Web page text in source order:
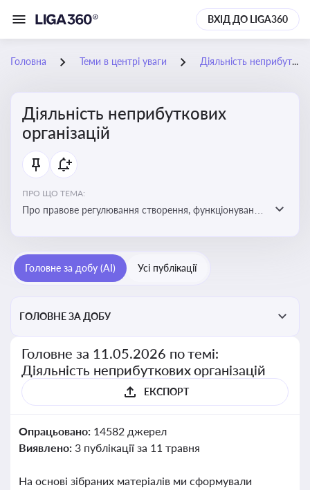
ВХІД ДО LIGA360
Головна Теми в центрі уваги Діяльність неприбуткових організацій
Діяльність неприбуткових
організацій
ПРО ЩО ТЕМА:
Про правове регулювання створення, функціонування
Головне за добу (AI) Усі публікації
ГОЛОВНЕ ЗА ДОБУ
Головне за 11.05.2026 по темі:
Діяльність неприбуткових організацій
ЕКСПОРТ
Опрацьовано: 14582 джерел
Виявлено: 3 публікації за 11 травня
На основі зібраних матеріалів ми сформували